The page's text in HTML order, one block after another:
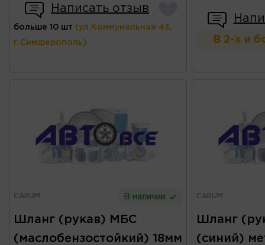
Написать отзыв
больше 10 шт (ул.Коммунальная 43,
г.Симферополь) В 2-х и
CARUM В наличии
Шланг (рукав) МБС
(маслобензостойкий) 18мм
CARUM
Шланг
(синий)